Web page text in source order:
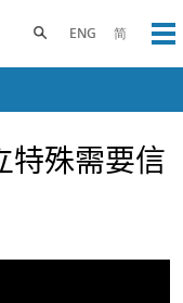
ENG 简
Toggle search panel
特殊需要信